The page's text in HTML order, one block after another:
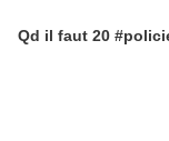
Qd il faut 20